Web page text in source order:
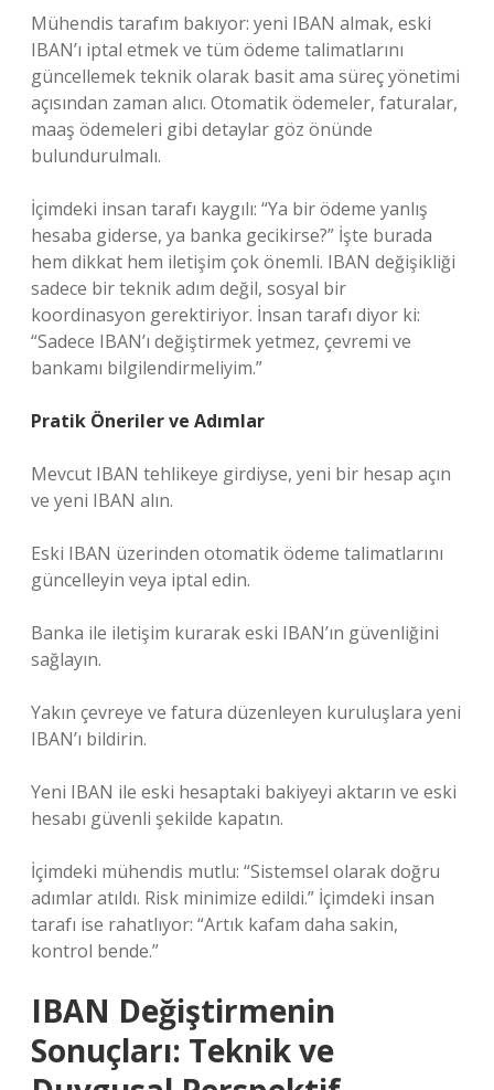
Mühendis tarafım bakıyor: yeni IBAN almak, eski
IBAN’ı iptal etmek ve tüm ödeme talimatlarını
güncellemek teknik olarak basit ama süreç yönetimi
açısından zaman alıcı. Otomatik ödemeler, faturalar,
maaş ödemeleri gibi detaylar göz önünde
bulundurulmalı.
İçimdeki insan tarafı kaygılı: “Ya bir ödeme yanlış
hesaba giderse, ya banka gecikirse?” İşte burada
hem dikkat hem iletişim çok önemli. IBAN değişikliği
sadece bir teknik adım değil, sosyal bir
koordinasyon gerektiriyor. İnsan tarafı diyor ki:
“Sadece IBAN’ı değiştirmek yetmez, çevremi ve
bankamı bilgilendirmeliyim.”
Pratik Öneriler ve Adımlar
Mevcut IBAN tehlikeye girdiyse, yeni bir hesap açın
ve yeni IBAN alın.
Eski IBAN üzerinden otomatik ödeme talimatlarını
güncelleyin veya iptal edin.
Banka ile iletişim kurarak eski IBAN’ın güvenliğini
sağlayın.
Yakın çevreye ve fatura düzenleyen kuruluşlara yeni
IBAN’ı bildirin.
Yeni IBAN ile eski hesaptaki bakiyeyi aktarın ve eski
hesabı güvenli şekilde kapatın.
İçimdeki mühendis mutlu: “Sistemsel olarak doğru
adımlar atıldı. Risk minimize edildi.” İçimdeki insan
tarafı ise rahatlıyor: “Artık kafam daha sakin,
kontrol bende.”
IBAN Değiştirmenin
Sonuçları: Teknik ve